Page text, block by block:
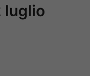
luglio